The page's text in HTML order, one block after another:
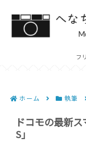
フ
ホーム 執筆
ドコモの最新
S」